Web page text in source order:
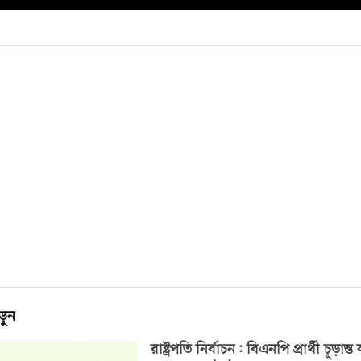
রাষ্ট্রপতি নির্বাচন: বিএনপি প্রার্থী